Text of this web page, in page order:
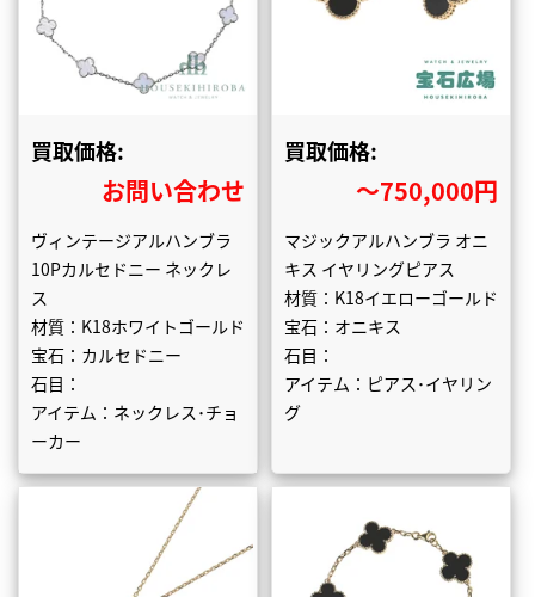
買取価格:
お問い合わせ
ヴィンテージアルハンブラ
10Pカルセドニー ネックレ
ス
材質：K18ホワイトゴールド
宝石：カルセドニー
石目：
アイテム：ネックレス･チョ
ーカー
買取価格:
〜750,000円
マジックアルハンブラ オニ
キス イヤリングピアス
材質：K18イエローゴールド
宝石：オニキス
石目：
アイテム：ピアス･イヤリン
グ